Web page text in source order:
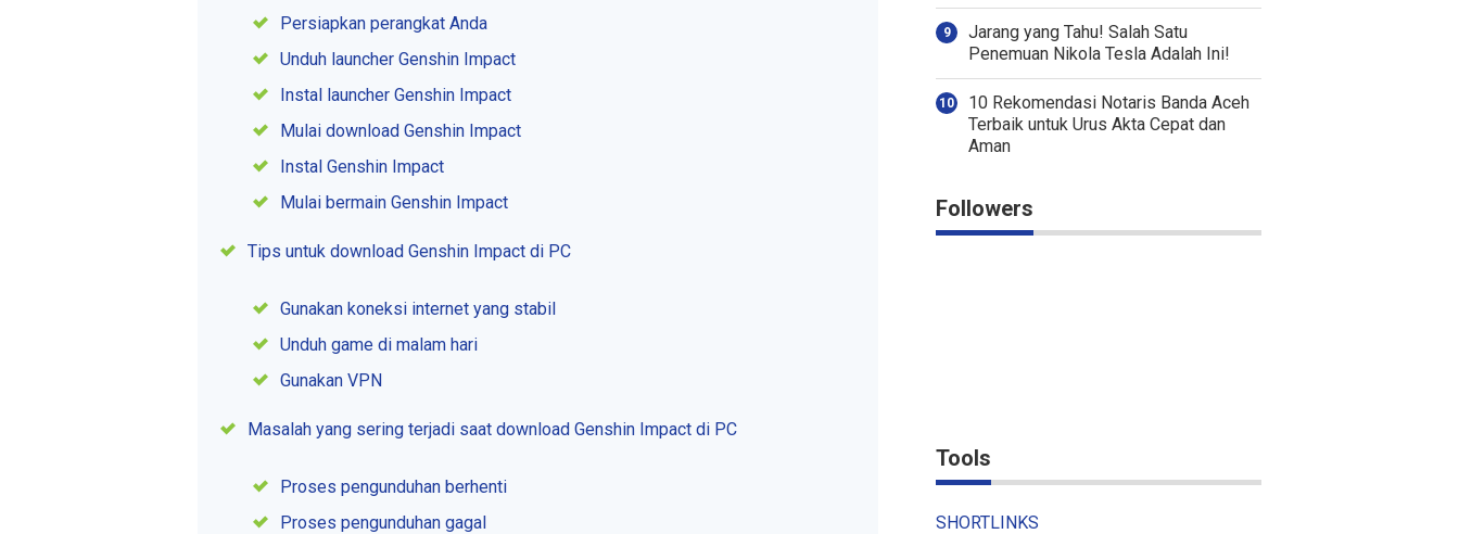
Persiapkan perangkat Anda
Unduh launcher Genshin Impact
Instal launcher Genshin Impact
Mulai download Genshin Impact
Instal Genshin Impact
Mulai bermain Genshin Impact
Tips untuk download Genshin Impact di PC
Gunakan koneksi internet yang stabil
Unduh game di malam hari
Gunakan VPN
Masalah yang sering terjadi saat download Genshin Impact di PC
Proses pengunduhan berhenti
Proses pengunduhan gagal
Jarang yang Tahu! Salah Satu
Penemuan Nikola Tesla Adalah Ini!
10 Rekomendasi Notaris Banda Aceh
Terbaik untuk Urus Akta Cepat dan
Aman
Followers
Tools
SHORTLINKS